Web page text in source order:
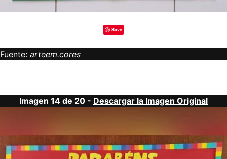
Save
Fuente: arteem.cores
Imagen 14 de 20 - Descargar la Imagen Original